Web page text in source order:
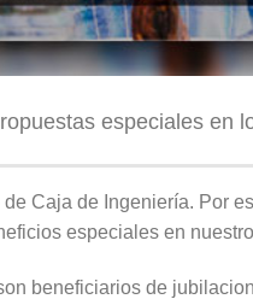
especiales en
Caja de Ingeniería. Por
especiales en
beneficiarios de